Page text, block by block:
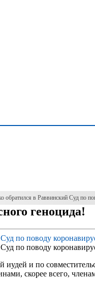
обратился в Раввинский Суд по
геноцида!
и по
скорее всего,